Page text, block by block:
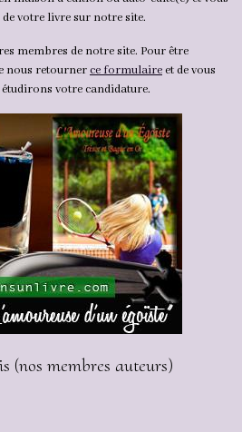
votre livre sur notre site.
membres de notre site. Pour être
nous retournerce formulaireet de vous
votre candidature.
(nos membres auteurs)